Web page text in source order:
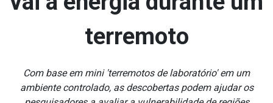
terremoto
Com base em mini 'terremotos de laboratório' em um
ambiente controlado, as descobertas podem ajudar os